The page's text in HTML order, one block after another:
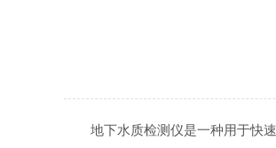
地下水质检测仪是一种用于快速